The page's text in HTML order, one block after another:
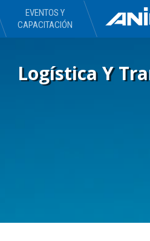
EVENTOS Y
CAPACITACIÓN
Logística Y